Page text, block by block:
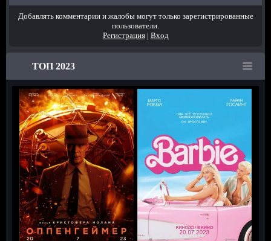
Добавлять комментарии и жалобы могут только зарегистрированные
пользователи.
Регистрация| Вход
ТОП 2023